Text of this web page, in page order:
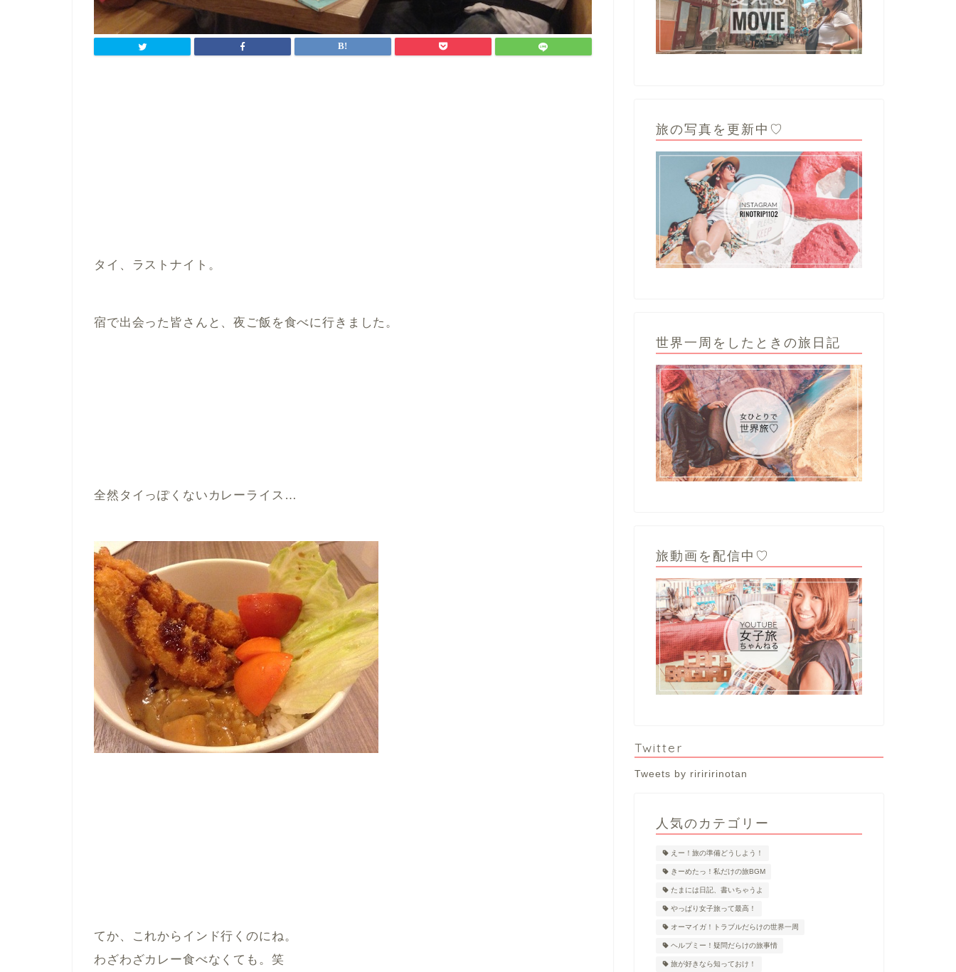
タイ、ラストナイト。
宿で出会った皆さんと、夜ご飯を食べに行きました。
全然タイっぽくないカレーライス…
てか、これからインド行くのにね。
わざわざカレー食べなくても。笑
旅の写真を更新中♡
世界一周をしたときの旅日記
旅動画を配信中♡
Twitter
Tweets by ririririnotan
人気のカテゴリー
えー！旅の準備どうしよう！
きーめたっ！私だけの旅BGM
たまには日記、書いちゃうよ
やっぱり女子旅って最高！
オーマイガ！トラブルだらけの世界一周
ヘルプミー！疑問だらけの旅事情
旅が好きなら知っておけ！